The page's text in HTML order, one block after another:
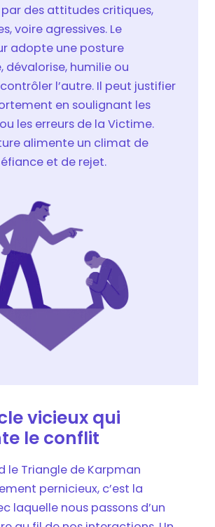
des attitudes critiques,
voire agressives. Le
adopte une posture
dévalorise, humilie ou
l’autre. Il peut justifier
en soulignant les
les erreurs de la Victime.
alimente un climat de
et de rejet.
vicieux qui
le conflit
le Triangle de Karpman
pernicieux, c’est la
laquelle nous passons d’un